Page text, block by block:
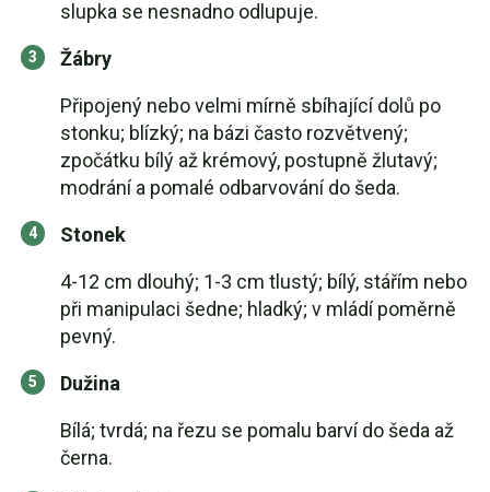
slupka se nesnadno odlupuje.
Žábry
Připojený nebo velmi mírně sbíhající dolů po
stonku; blízký; na bázi často rozvětvený;
zpočátku bílý až krémový, postupně žlutavý;
modrání a pomalé odbarvování do šeda.
Stonek
4-12 cm dlouhý; 1-3 cm tlustý; bílý, stářím nebo
při manipulaci šedne; hladký; v mládí poměrně
pevný.
Dužina
Bílá; tvrdá; na řezu se pomalu barví do šeda až
černa.